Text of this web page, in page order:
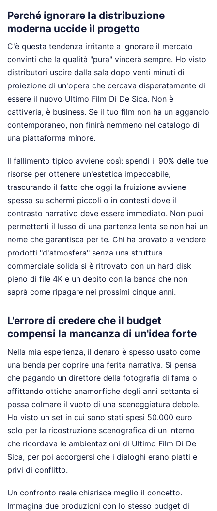
Perché ignorare la distribuzione
moderna uccide il progetto
C'è questa tendenza irritante a ignorare il mercato
convinti che la qualità "pura" vincerà sempre. Ho visto
distributori uscire dalla sala dopo venti minuti di
proiezione di un'opera che cercava disperatamente di
essere il nuovo Ultimo Film Di De Sica. Non è
cattiveria, è business. Se il tuo film non ha un aggancio
contemporaneo, non finirà nemmeno nel catalogo di
una piattaforma minore.
Il fallimento tipico avviene così: spendi il 90% delle tue
risorse per ottenere un'estetica impeccabile,
trascurando il fatto che oggi la fruizione avviene
spesso su schermi piccoli o in contesti dove il
contrasto narrativo deve essere immediato. Non puoi
permetterti il lusso di una partenza lenta se non hai un
nome che garantisca per te. Chi ha provato a vendere
prodotti "d'atmosfera" senza una struttura
commerciale solida si è ritrovato con un hard disk
pieno di file 4K e un debito con la banca che non
saprà come ripagare nei prossimi cinque anni.
L'errore di credere che il budget
compensi la mancanza di un'idea forte
Nella mia esperienza, il denaro è spesso usato come
una benda per coprire una ferita narrativa. Si pensa
che pagando un direttore della fotografia di fama o
affittando ottiche anamorfiche degli anni settanta si
possa colmare il vuoto di una sceneggiatura debole.
Ho visto un set in cui sono stati spesi 50.000 euro
solo per la ricostruzione scenografica di un interno
che ricordava le ambientazioni di Ultimo Film Di De
Sica, per poi accorgersi che i dialoghi erano piatti e
privi di conflitto.
Un confronto reale chiarisce meglio il concetto.
Immagina due produzioni con lo stesso budget di